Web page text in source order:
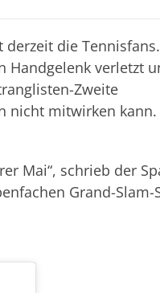
derzeit die
Handgelenk verletzt
Zweite
nicht mitwirken kann.
Mai“, schrieb der
Grand-Slam-